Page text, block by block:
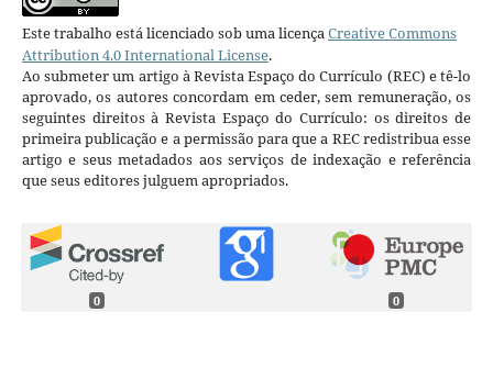
Este trabalho está licenciado sob uma licençaCreative Commons
Attribution 4.0 International License.
Ao submeter um artigo à Revista Espaço do Currículo (REC) e tê-lo
aprovado, os autores concordam em ceder, sem remuneração, os
seguintes direitos à Revista Espaço do Currículo: os direitos de
primeira publicação e a permissão para que a REC redistribua esse
artigo e seus metadados aos serviços de indexação e referência
que seus editores julguem apropriados.
0 0